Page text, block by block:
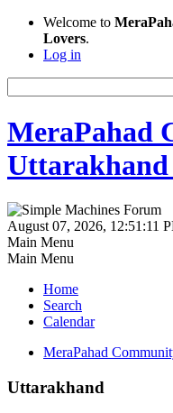
Welcome to
Lovers.
Log in
MeraPahad
Uttarakhand
August 07, 2026, 12:51:11
Main Menu
Main Menu
Home
Search
Calendar
MeraPahad
Uttarakhand